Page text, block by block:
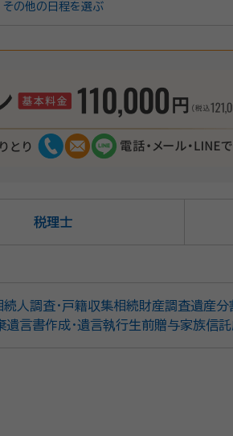
その他の日程を選ぶ
税理士
続人調査・戸籍収集相続財産調査遺産分
遺言書作成・遺言執行生前贈与家族信託